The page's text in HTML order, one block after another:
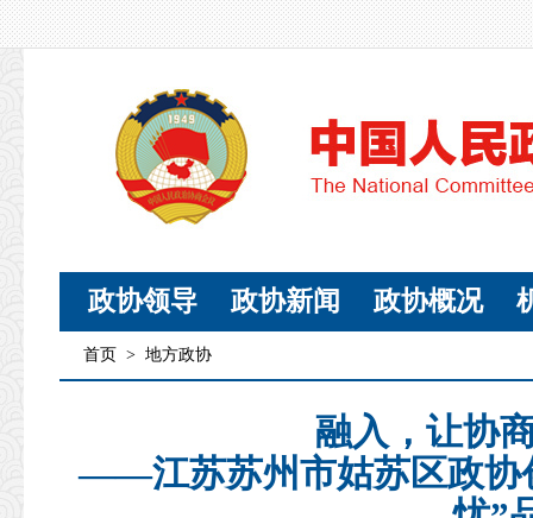
政协领导 政协新闻 政协概况
首页 > 地方政协
融入，让协
——江苏苏州市姑苏区政协